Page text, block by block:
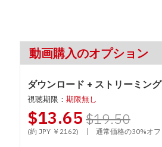
動画購入のオプション
ダウンロード + ストリーミング
視聴期限： 期限無し
$13.65 $19.50
(約 JPY ￥2162) | 通常価格の30%オフ